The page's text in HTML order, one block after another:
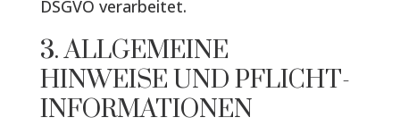
DSGVO verarbeitet.
3. ALLGEMEINE
HINWEISE UND PFLICHT­
INFORMATIONEN